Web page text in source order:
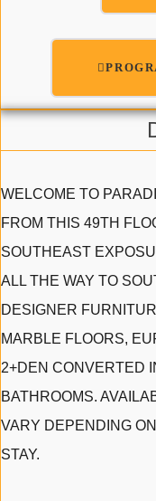
WELCOME TO
FROM THIS 49TH
SOUTHEAST
ALL THE WAY TO
DESIGNER
MARBLE FLOORS,
2+DEN CONVERTED
BATHROOMS.
VARY DEPENDING
STAY.